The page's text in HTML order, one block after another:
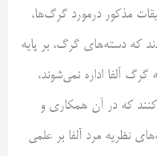
مذکور درمورد گرگ‌ها،
که دسته‌های گرگ، بر پایه
گرگ آلفا اداره نمی‌شوند،
که در آن همکاری و
نظریه مرد آلفا بر علمی